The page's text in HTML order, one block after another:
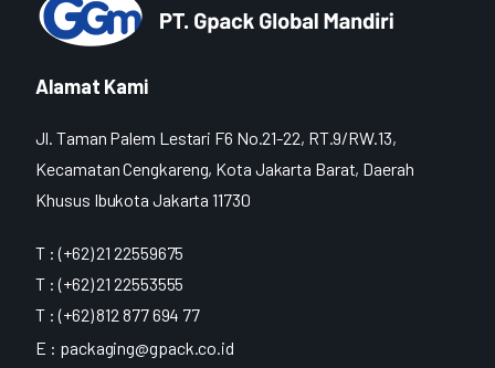
Alamat Kami
Jl. Taman Palem Lestari F6 No.21-22, RT.9/RW.13,
Kecamatan Cengkareng, Kota Jakarta Barat, Daerah
Khusus Ibukota Jakarta 11730
T : (+62) 21 22559675
T : (+62) 21 22553555
T : (+62) 812 877 694 77
E : packaging@gpack.co.id